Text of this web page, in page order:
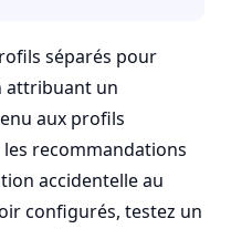
séparés pour
attribuant un
aux profils
les recommandations
accidentelle au
configurés, testez un